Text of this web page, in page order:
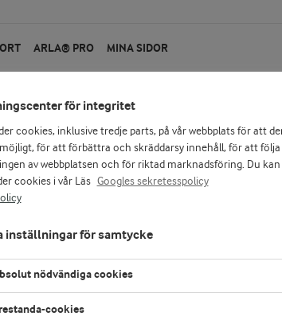
ARLA® PRO MINA SIDOR
för integritet
cookies, inklusive tredje parts, på vår webbplats för att
för att förbättra och skräddarsy innehåll, för att följa
av webbplatsen och för riktad marknadsföring. Du
cookies i vår Läs Googles sekretesspolicy
inställningar för samtycke
nödvändiga cookies
cookies